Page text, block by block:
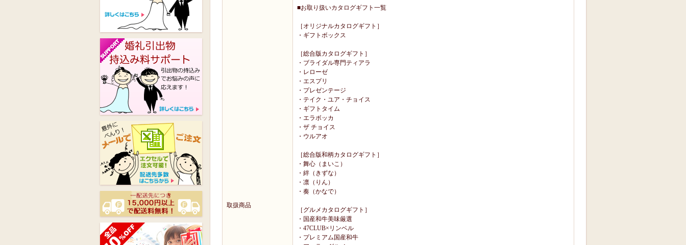
取扱商品
■お取り扱いカタログギフト一覧
［オリジナルカタログギフト］
・ギフトボックス
［総合版カタログギフト］
・ブライダル専門ティアラ
・レローゼ
・エスプリ
・プレゼンテージ
・テイク・ユア・チョイス
・ギフトタイム
・エラボッカ
・ザ チョイス
・ウルアオ
［総合版和柄カタログギフト］
・舞心（まいこ）
・絆（きずな）
・凛（りん）
・奏（かなで）
［グルメカタログギフト］
・国産和牛美味厳選
・47CLUB×リンベル
・プレミアム国産和牛